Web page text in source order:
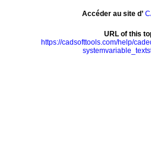
Accéder au site d’
URL of this
https://cadsofttools.com/help/